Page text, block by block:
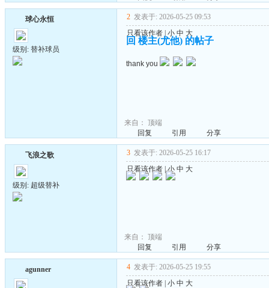
球心永恒
级别: 替补球员
2 发表于: 2026-05-25 09:53
只看该作者 小 中 大
回 楼主(尤他) 的帖子
thank you
来自： 顶端
回复
引用 分享
飞浪之歌
级别: 超级替补
3 发表于: 2026-05-25 16:17
只看该作者 |小 中 大
来自： 顶端
回复
引用 分享
agunner 4 发表于: 2026-05-25 19:55
只看该作者 小 中 大